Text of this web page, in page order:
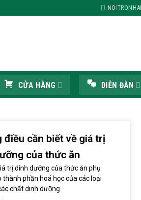
CỬA HÀNG DIỄN ĐÀN
điều cần biết về giá trị
của thức ăn
trị dinh dưỡng của thức ăn phụ
thành phần hoá học của các loại
chất dinh dưỡng